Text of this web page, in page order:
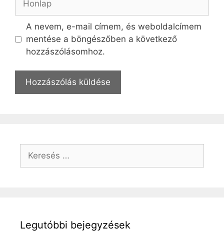
A nevem, e-mail címem, és weboldalcímem
mentése a böngészőben a következő
hozzászólásomhoz.
Keresés:
Legutóbbi bejegyzések